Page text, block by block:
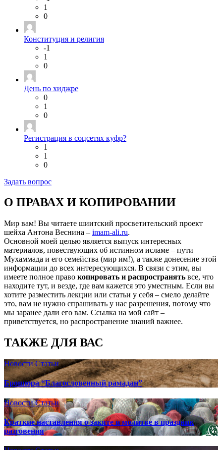
1
0
Конституция и религия
-1
1
0
День по хиджре
0
1
0
Регистрация в соцсетях куфр?
1
1
0
Задать вопрос
О ПРАВАХ И КОПИРОВАНИИ
Мир вам! Вы читаете шиитский просветительский проект
шейха Антона Веснина – imam-ali.ru.
Основной моей целью является выпуск интересных
материалов, повествующих об истинном исламе – пути
Мухаммада и его семейства (мир им!), а также донесение этой
информации до всех интересующихся. В связи с этим, вы
имеете полное право копировать и распространять все, что
находите тут, и везде, где вам кажется это уместным. Если вы
хотите разместить лекции или статьи у себя – смело делайте
это, вам не нужно спрашивать у нас разрешения, потому что
мы заранее дали его вам. Ссылка на мой сайт –
приветствуется, но распространение знаний важнее.
ТАКЖЕ ДЛЯ ВАС
НовостиСтатьи
Брошюра “Благословенный рамадан”
НовостиСтатьи
Краткие наставления о закяте и молитве в праздник
разговения